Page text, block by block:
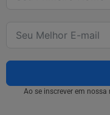
Ao se inscrever em